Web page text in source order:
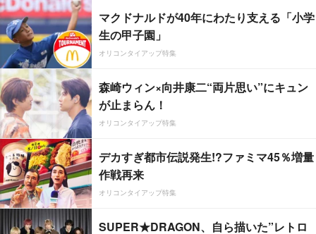
マクドナルドが40年にわたり支える「小学
生の甲子園」
オリコンタイアップ特集
森崎ウィン×向井康二“両片思い”にキュン
が止まらん！
オリコンタイアップ特集
デカすぎ都市伝説発生!?ファミマ45％増量
作戦再来
オリコンタイアップ特集
SUPER★DRAGON、自ら描いた”レトロ